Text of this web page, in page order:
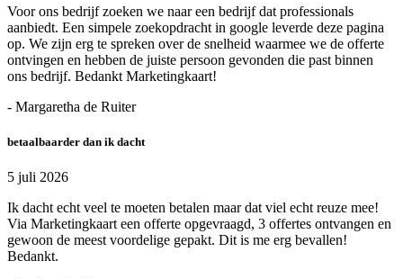
Voor ons bedrijf zoeken we naar een bedrijf dat professionals
aanbiedt. Een simpele zoekopdracht in google leverde deze pagina
op. We zijn erg te spreken over de snelheid waarmee we de offerte
ontvingen en hebben de juiste persoon gevonden die past binnen
ons bedrijf. Bedankt Marketingkaart!
- Margaretha de Ruiter
betaalbaarder dan ik dacht
5 juli 2026
Ik dacht echt veel te moeten betalen maar dat viel echt reuze mee!
Via Marketingkaart een offerte opgevraagd, 3 offertes ontvangen en
gewoon de meest voordelige gepakt. Dit is me erg bevallen!
Bedankt.